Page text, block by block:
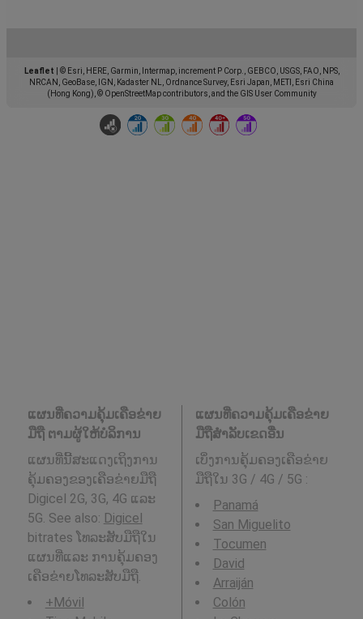
Leaflet
© Esri, HERE, Garmin, Intermap, increment P Corp., GEBCO, USGS, FAO, NPS,
NRCAN, GeoBase, IGN, Kadaster NL, Ordnance Survey, Esri Japan, METI, Esri China
(Hong Kong), © OpenStreetMap contributors, and the GIS User Community
ແຜນທີ່ຄວາມຄຸ້ມເຄືອຂ່າຍ
ມືຖື ຕາມຜູ້ໃຫ້ບໍລິການ
ແຜນທີ່ນີ້ສະແດງເຖິງການ
ຄຸ້ມຄອງຂອງເຄືອຂ່າຍມືຖື
Digicel 2G, 3G, 4G ແລະ
5G. See also: Digicel
bitrates ໂທລະສັບມືຖືໃນ
ແຜນທີ່ແລະ ການຄຸ້ມຄອງ
ເຄືອຂ່າຍໂທລະສັບມືຖື.
+Móvil
ແຜນທີ່ຄວາມຄຸ້ມເຄືອຂ່າຍ
ມືຖືສໍາລັບເຂດອື່ນ
ເບິ່ງການຄຸ້ມຄອງເຄືອຂ່າຍ
ມືຖືໃນ 3G / 4G / 5G :
Panamá
San Miguelito
Tocumen
David
Arraiján
Colón